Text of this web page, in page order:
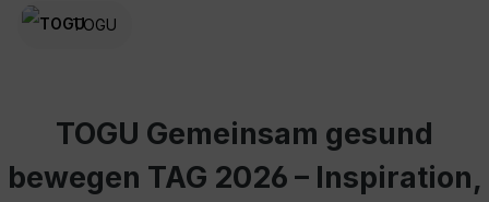
TOGU
TOGU Gemeinsam gesund
bewegen TAG 2026 – Inspiration,